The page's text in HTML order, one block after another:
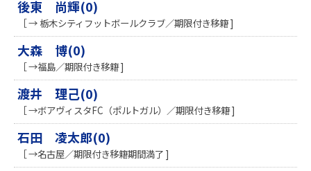
後東 尚輝(0)
［ → 栃木シティフットボールクラブ／期限付き移籍 ]
大森 博(0)
［ →福島／期限付き移籍 ]
渡井 理己(0)
［ →ボアヴィスタFC（ポルトガル）／期限付き移籍 ]
石田 凌太郎(0)
［ →名古屋／期限付き移籍期間満了 ]